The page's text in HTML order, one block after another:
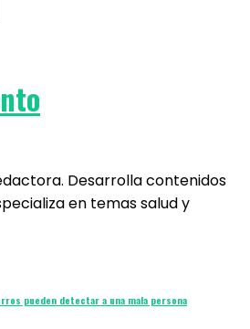
Desarrolla contenidos
en temas salud y
pueden detectar a una mala persona